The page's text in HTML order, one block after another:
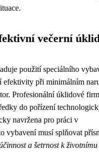
večerní
použití speciálního
efektivity při minimálním
Profesionální úklidové
do pořízení
navržena pro práci v
vybavení musí splňovat
a šetrnost k životnímu